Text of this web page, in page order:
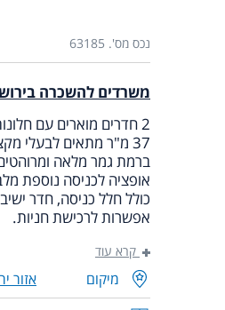
נכס מס'. 63185
משרדים להשכרה
2 חדרים מוארים עם חלונות גדולים.
37 מ"ר מתאים לבעלי מקצוע חופשי.
ברמת גמר מלאה
אופציה לכניסה נוספת
כולל חלל כניסה, חדר
אפשרות לרכישת חניות.
מיקום אזור